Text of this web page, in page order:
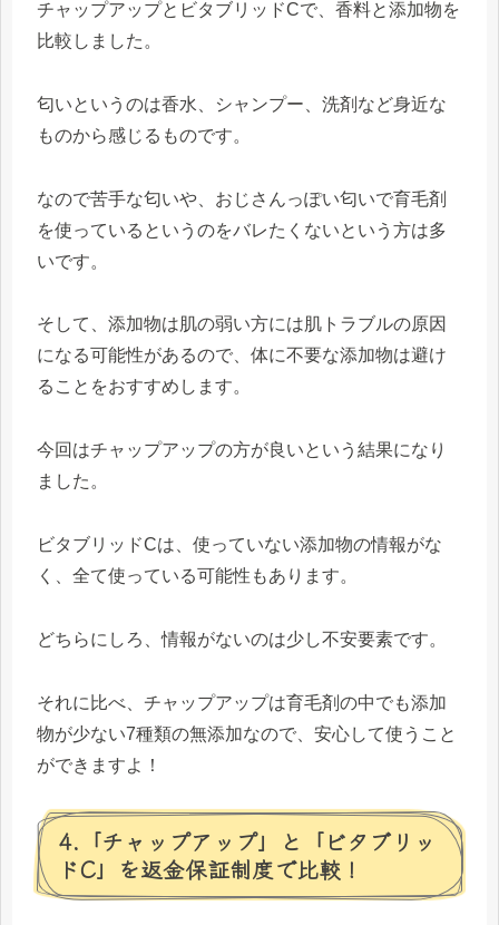
チャップアップとビタブリッドCで、香料と添加物を
比較しました。
匂いというのは香水、シャンプー、洗剤など身近な
ものから感じるものです。
なので苦手な匂いや、おじさんっぽい匂いで育毛剤
を使っているというのをバレたくないという方は多
いです。
そして、添加物は肌の弱い方には肌トラブルの原因
になる可能性があるので、体に不要な添加物は避け
ることをおすすめします。
今回はチャップアップの方が良いという結果になり
ました。
ビタブリッドCは、使っていない添加物の情報がな
く、全て使っている可能性もあります。
どちらにしろ、情報がないのは少し不安要素です。
それに比べ、チャップアップは育毛剤の中でも添加
物が少ない7種類の無添加なので、安心して使うこと
ができますよ！
4.「チャップアップ」と「ビタブリッ
ドC」を返金保証制度で比較！